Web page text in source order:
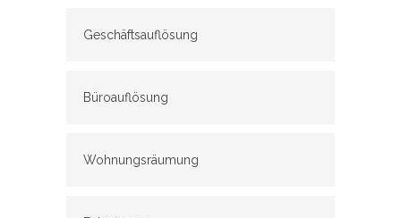
Geschäftsauflösung
Büroauflösung
Wohnungsräumung